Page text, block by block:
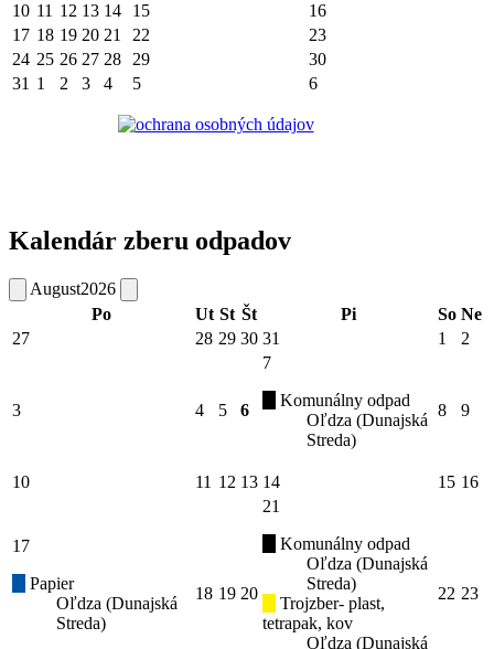
10 11 12 13 14 15
16
17 18 19 20 21 22
23
24 25 26 27 28 29
30
31 1 2 3 4 5 6
Kalendár zberu odpadov
August2026
Po
Ut St Št Pi So Ne
27
28 29 30 31 1 2
3 4 5 6
7
Komunálny odpad
Oľdza (Dunajská
Streda)
8 9
10 11 12 13 14 15 16
17
Papier
Oľdza (Dunajská
Streda)
18 19 20
21
Komunálny odpad
Oľdza (Dunajská
Streda)
Trojzber- plast,
tetrapak, kov
Oľdza (Dunajská
22 23